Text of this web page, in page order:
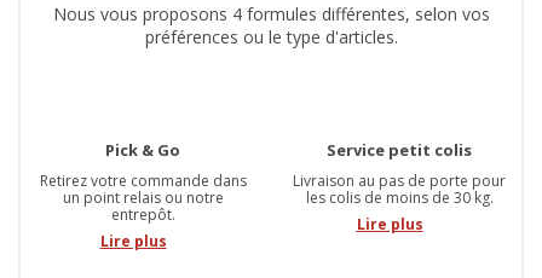
Nous vous proposons 4 formules différentes, selon vos
préférences ou le type d'articles.
Pick & Go
Retirez votre commande dans
un point relais ou notre
entrepôt.
Lire plus
Service petit colis
Livraison au pas de porte pour
les colis de moins de 30 kg.
Lire plus